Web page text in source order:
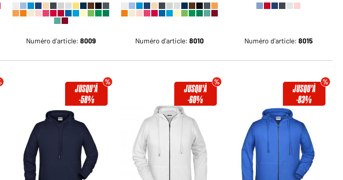
Numéro d'article:8009 Numéro d'article:8010 Numéro d'article: 8015
JUSQU'À
-58%
JUSQU'À
-60%
JUSQU'À
-83%